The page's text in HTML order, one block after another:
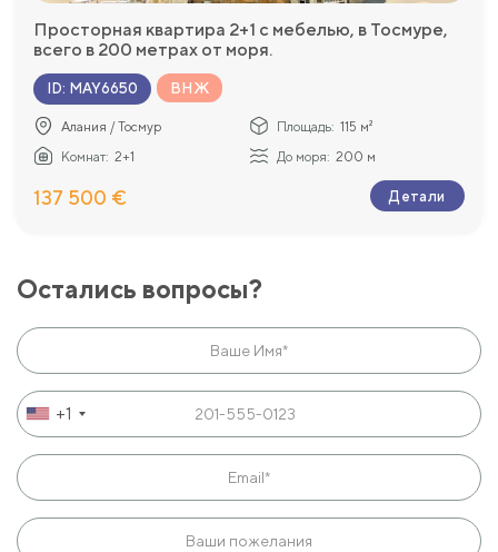
Просторная квартира 2+1 с мебелью, в Тосмуре,
всего в 200 метрах от моря.
ID: MAY6650 ВНЖ
Алания / Тосмур Площадь: 115 м²
Комнат: 2+1 До моря: 200 м
137 500 € Детали
Остались вопросы?
+1